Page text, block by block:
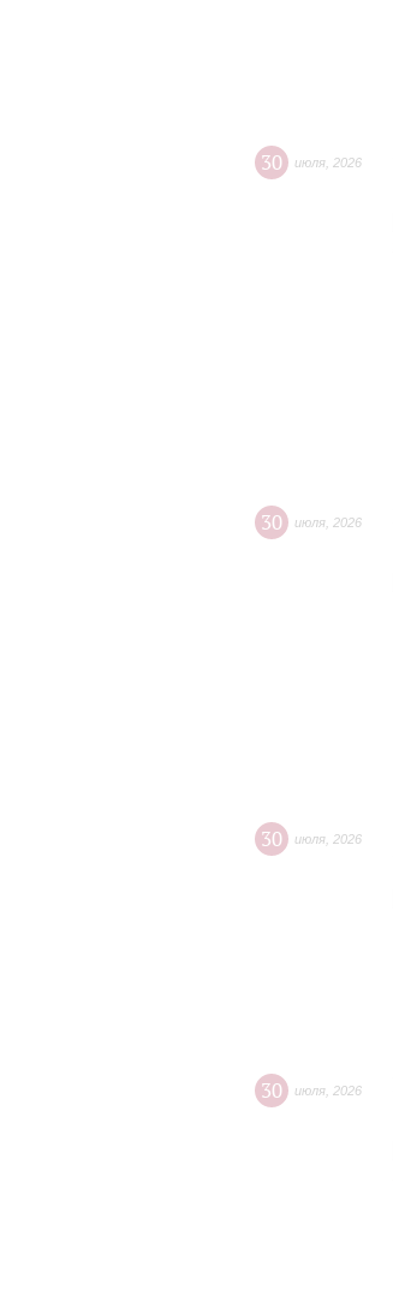
30 июля 2026
30 июля 2026
30 июля 2026
30 июля 2026